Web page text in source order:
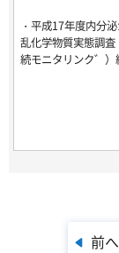
・平成17年度内分泌
乱化学物質実態調査
続モニタリンク゛）
前へ